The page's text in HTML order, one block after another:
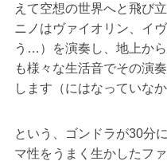
えて空想の世界へと飛び
ニノはヴァイオリン、イ
う…）を演奏し、地上か
も様々な生活音でその演
します（にはなっていな
という、ゴンドラが30分
マ性をうまく生かしたフ